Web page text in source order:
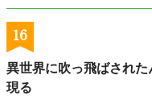
地球へ 167話くらいから さて、
う？ この物語の中心になる基地
その先10億光年は何もない、そ
く離れてます。 なぜ、その様な
か？ ついにその謎が解き明かさ
な！ (´・ω・) 主人公が作者の思い通りに動いてくれないので、三章の途中か
16
異世界に吹っ飛ばされ
現る